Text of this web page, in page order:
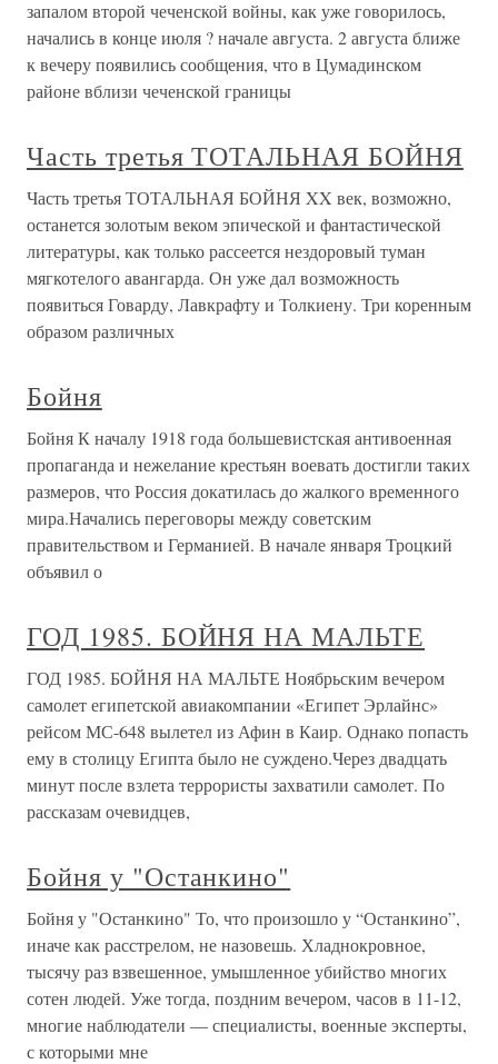
запалом второй чеченской войны, как уже говорилось,
начались в конце июля ? начале августа. 2 августа ближе
к вечеру появились сообщения, что в Цумадинском
районе вблизи чеченской границы
Часть третья ТОТАЛЬНАЯ БОЙНЯ
Часть третья ТОТАЛЬНАЯ БОЙНЯ XX век, возможно,
останется золотым веком эпической и фантастической
литературы, как только рассеется нездоровый туман
мягкотелого авангарда. Он уже дал возможность
появиться Говарду, Лавкрафту и Толкиену. Три коренным
образом различных
Бойня
Бойня К началу 1918 года большевистская антивоенная
пропаганда и нежелание крестьян воевать достигли таких
размеров, что Россия докатилась до жалкого временного
мира.Начались переговоры между советским
правительством и Германией. В начале января Троцкий
объявил о
ГОД 1985. БОЙНЯ НА МАЛЬТЕ
ГОД 1985. БОЙНЯ НА МАЛЬТЕ Ноябрьским вечером
самолет египетской авиакомпании «Египет Эрлайнс»
рейсом МС-648 вылетел из Афин в Каир. Однако попасть
ему в столицу Египта было не суждено.Через двадцать
минут после взлета террористы захватили самолет. По
рассказам очевидцев,
Бойня у "Останкино"
Бойня у "Останкино" То, что произошло у “Останкино”,
иначе как расстрелом, не назовешь. Хладнокровное,
тысячу раз взвешенное, умышленное убийство многих
сотен людей. Уже тогда, поздним вечером, часов в 11-12,
многие наблюдатели — специалисты, военные эксперты,
с которыми мне